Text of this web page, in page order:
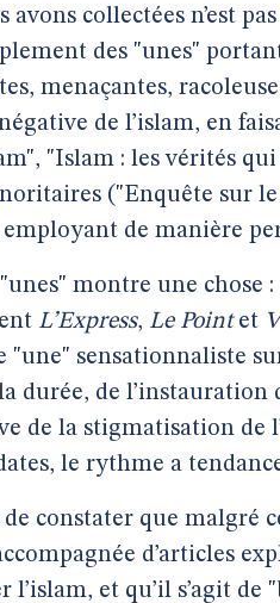
avons collectées n’est
des "unes"
menaçantes,
de l’islam, en
"Islam : les vérités
("Enquête sur le
employant de manière
montre une chose
L’Express, Le Pointet
"une" sensationnaliste
durée, de l’instauration
de la stigmatisation de
le rythme a tendance
constater que malgré
d’articles
et qu’il s’agit